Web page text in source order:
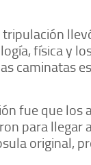
física y
caminatas
fue que
para llegar
original,